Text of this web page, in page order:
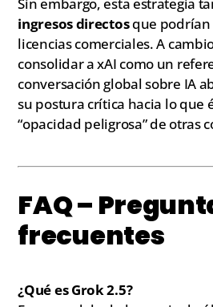
ingresos directosque podrían
licencias comerciales. A
consolidar a xAI como un
conversación global sobre IA
su postura crítica hacia lo que
“opacidad peligrosa” de otras
FAQ –
frecuentes
¿Qué es Grok 2.5?